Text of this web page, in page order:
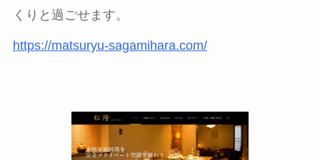
くりと過ごせます。
https://matsuryu-sagamihara.com/